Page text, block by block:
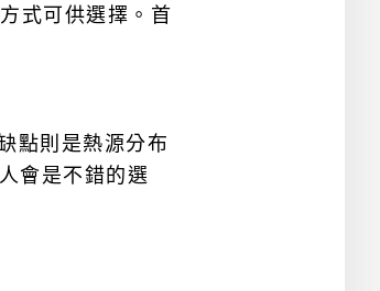
式可供選擇。首
點則是熱源分布
會是不錯的選